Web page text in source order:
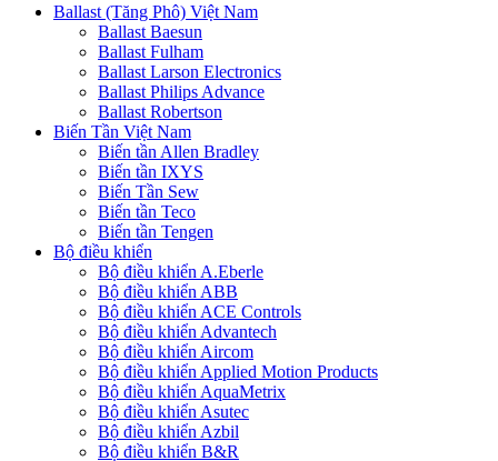
Ballast (Tăng Phô) Việt Nam
Ballast Baesun
Ballast Fulham
Ballast Larson Electronics
Ballast Philips Advance
Ballast Robertson
Biến Tần Việt Nam
Biến tần Allen Bradley
Biến tần IXYS
Biến Tần Sew
Biến tần Teco
Biến tần Tengen
Bộ điều khiển
Bộ điều khiển A.Eberle
Bộ điều khiển ABB
Bộ điều khiển ACE Controls
Bộ điều khiển Advantech
Bộ điều khiển Aircom
Bộ điều khiển Applied Motion Products
Bộ điều khiển AquaMetrix
Bộ điều khiển Asutec
Bộ điều khiển Azbil
Bộ điều khiển B&R